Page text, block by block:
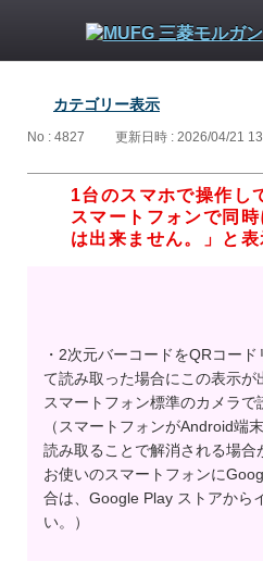
カテゴリー表示
No : 4827 更新日時 : 2026/04/21
1台のスマホで操作し
スマートフォンで同
は出来ません。」と表
・2次元バーコードをQRコー
て読み取った場合にこの表示が
スマートフォン標準のカメラで
（スマートフォンがAndroid端
読み取ることで解消される場合
お使いのスマートフォンに
合は、Google Play ストアから
い。）